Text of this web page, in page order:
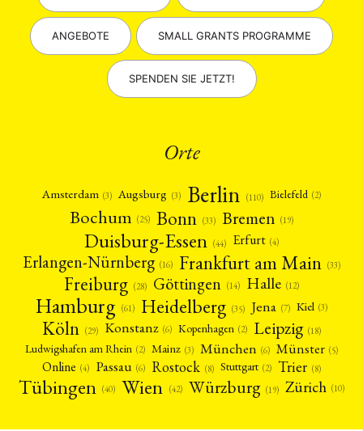
ANGEBOTE SMALL GRANTS PROGRAMME
SPENDEN SIE JETZT!
Orte
Amsterdam (3) Augsburg (3) Berlin (110) Bielefeld (2)
Bochum (25) Bonn (33) Bremen (19)
Duisburg-Essen (44) Erfurt (4)
Erlangen-Nürnberg (16) Frankfurt am Main (33)
Freiburg (28) Göttingen (14) Halle (12)
Hamburg (61) Heidelberg (35) Jena (7) Kiel (3)
Köln (29) Konstanz (6) Kopenhagen (2) Leipzig (18)
Ludwigshafen am Rhein (2) Mainz (3) München (6) Münster (5)
Online (4) Passau (6) Rostock (8) Stuttgart (2) Trier (8)
Tübingen (40) Wien (42) Würzburg (19) Zürich (10)